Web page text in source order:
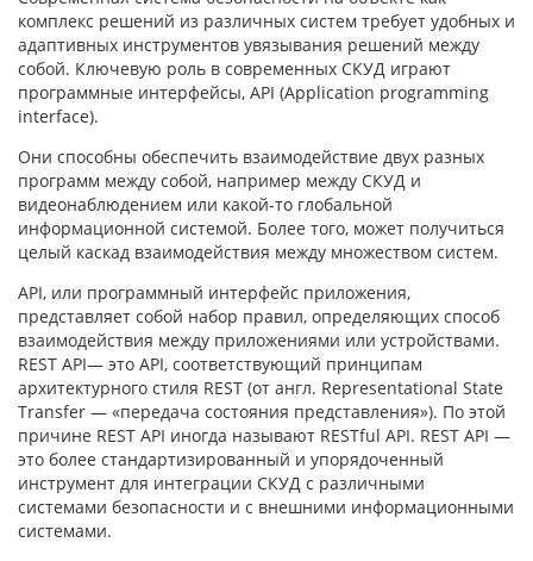
комплекс решений из различных систем требует удобных и
адаптивных инструментов увязывания решений между
собой. Ключевую роль в современных СКУД играют
программные интерфейсы, API (Application programming
interface).
Они способны обеспечить взаимодействие двух разных
программ между собой, например между СКУД и
видеонаблюдением или какой-то глобальной
информационной системой. Более того, может получиться
целый каскад взаимодействия между множеством систем.
API, или программный интерфейс приложения,
представляет собой набор правил, определяющих способ
взаимодействия между приложениями или устройствами.
REST API— это API, соответствующий принципам
архитектурного стиля REST (от англ. Representational State
Transfer — «передача состояния представления»). По этой
причине REST API иногда называют RESTful API. REST API —
это более стандартизированный и упорядоченный
инструмент для интеграции СКУД с различными
системами безопасности и с внешними информационными
системами.